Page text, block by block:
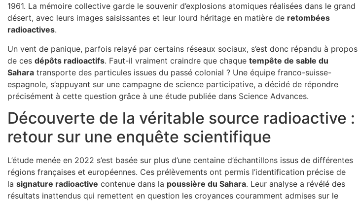
1961. La mémoire collective garde le souvenir d’explosions atomiques réalisées dans le grand
désert, avec leurs images saisissantes et leur lourd héritage en matière de retombées
radioactives.
Un vent de panique, parfois relayé par certains réseaux sociaux, s’est donc répandu à propos
de ces dépôts radioactifs. Faut-il vraiment craindre que chaque tempête de sable du
Sahara transporte des particules issues du passé colonial ? Une équipe franco-suisse-
espagnole, s’appuyant sur une campagne de science participative, a décidé de répondre
précisément à cette question grâce à une étude publiée dans Science Advances.
Découverte de la véritable source radioactive :
retour sur une enquête scientifique
L’étude menée en 2022 s’est basée sur plus d’une centaine d’échantillons issus de différentes
régions françaises et européennes. Ces prélèvements ont permis l’identification précise de
la signature radioactive contenue dans la poussière du Sahara. Leur analyse a révélé des
résultats inattendus qui remettent en question les croyances couramment admises sur le